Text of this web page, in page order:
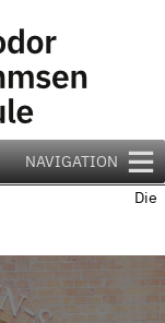
NAVIGATION